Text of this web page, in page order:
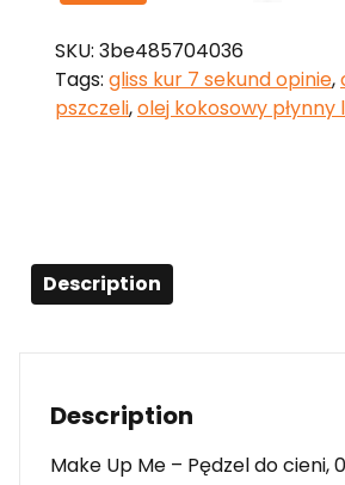
SKU: 3be485704036
Tags: gliss kur 7 sekund opinie,
pszczeli,olej kokosowy płynny
Description
Description
Make Up Me – Pędzel do cieni,